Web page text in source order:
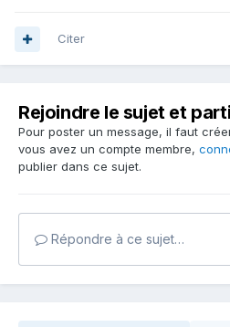
Citer
Rejoindre le sujet et
Pour poster un message, il faut
vous avez un compte membre,
publier dans ce sujet.
Répondre à ce sujet…